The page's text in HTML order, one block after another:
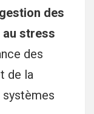
gestion des
stress
des
de la
systèmes